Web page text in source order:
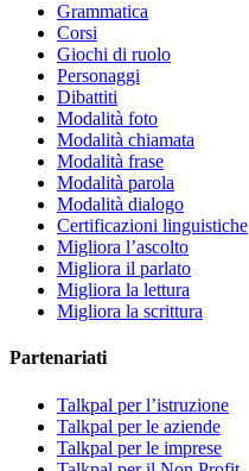
Grammatica
Corsi
Giochi di ruolo
Personaggi
Dibattiti
Modalità foto
Modalità chiamata
Modalità frase
Modalità parola
Modalità dialogo
Certificazioni linguistiche
Migliora l’ascolto
Migliora il parlato
Migliora la lettura
Migliora la scrittura
Partenariati
Talkpal per l’istruzione
Talkpal per le aziende
Talkpal per le imprese